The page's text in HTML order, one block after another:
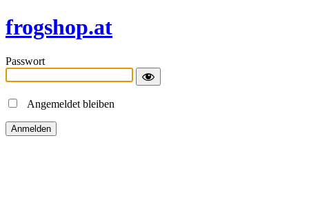
frogshop.at
Passwort
Angemeldet bleiben